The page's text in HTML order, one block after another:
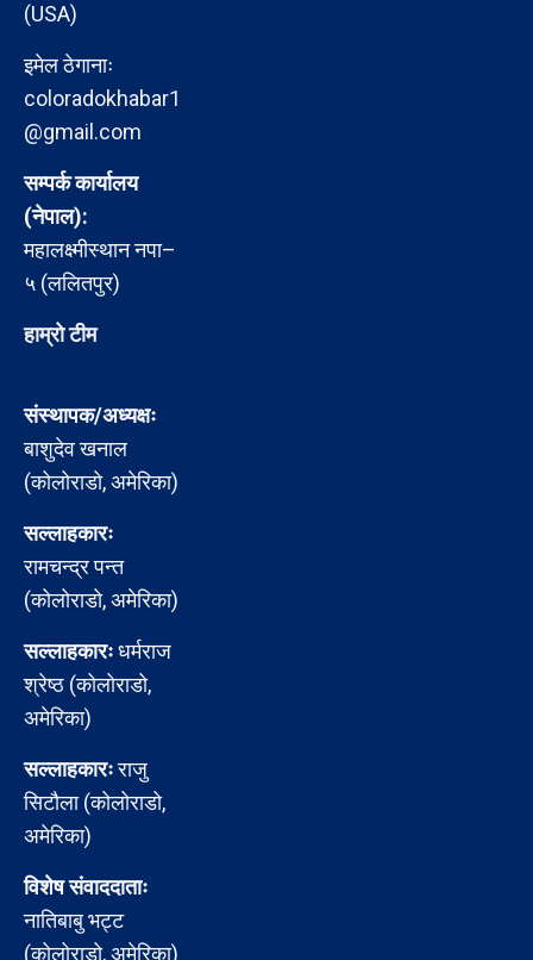
(USA)
इमेल ठेगानाः
coloradokhabar1
@gmail.com
सम्पर्क कार्यालय
(नेपाल):
महालक्ष्मीस्थान नपा–
५ (ललितपुर)
हाम्रो टीम
संस्थापक/अध्यक्षः
बाशुदेव खनाल
(कोलोराडो, अमेरिका)
सल्लाहकारः
रामचन्द्र पन्त
(कोलोराडो, अमेरिका)
सल्लाहकारःधर्मराज
श्रेष्ठ (कोलोराडो,
अमेरिका)
सल्लाहकारःराजु
सिटौला (कोलोराडो,
अमेरिका)
विशेष संवाददाताः
नातिबाबु भट्ट
(कोलोराडो, अमेरिका)